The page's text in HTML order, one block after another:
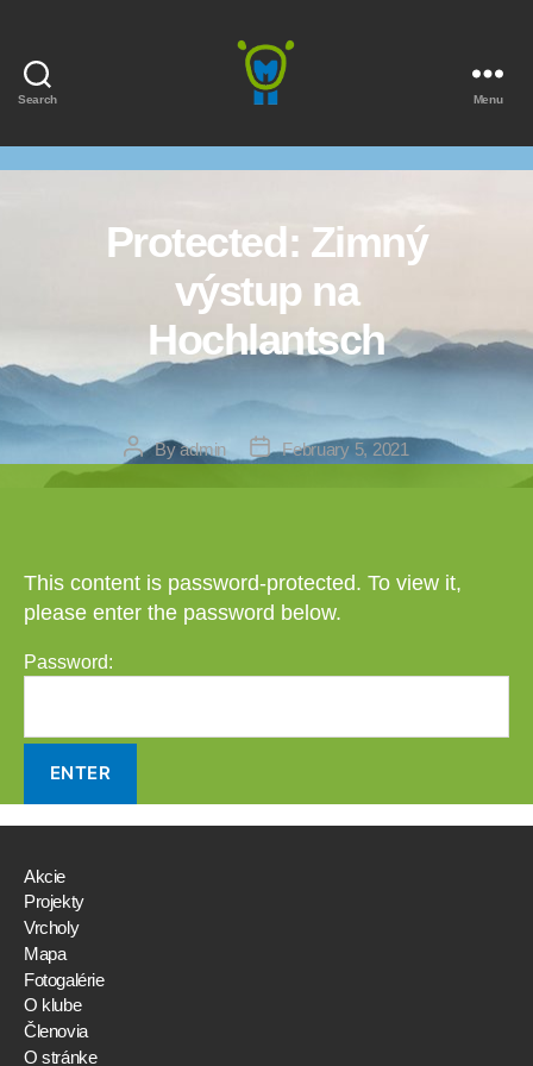
Search Menu
Protected: Zimný
výstup na
Hochlantsch
PostByadmin
PostFebruary 5, 2021
This content is password-protected. To view it,
please enter the password below.
Password:
Akcie
Projekty
Vrcholy
Mapa
Fotogalérie
O klube
Členovia
O stránke